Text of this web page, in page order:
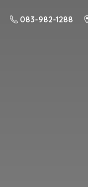
083-982-1288